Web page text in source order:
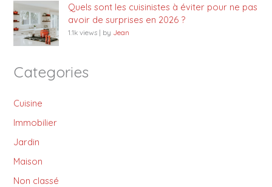
Quels sont les cuisinistes à éviter pour ne pas
avoir de surprises en 2026 ?
1.1k views | by Jean
Categories
Cuisine
Immobilier
Jardin
Maison
Non classé